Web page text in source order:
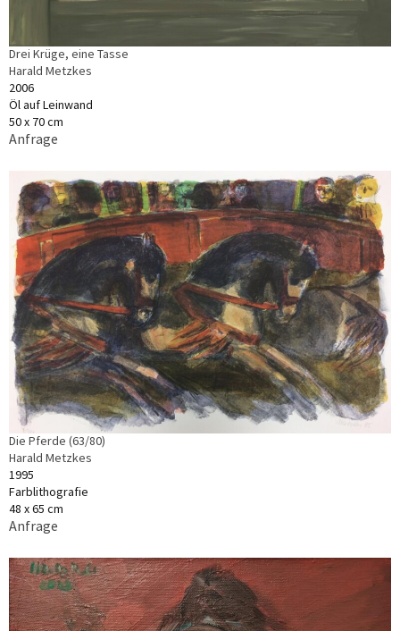
Drei Krüge, eine Tasse
Harald Metzkes
2006
Öl auf Leinwand
50 x 70 cm
Anfrage
Die Pferde (63/80)
Harald Metzkes
1995
Farblithografie
48 x 65 cm
Anfrage